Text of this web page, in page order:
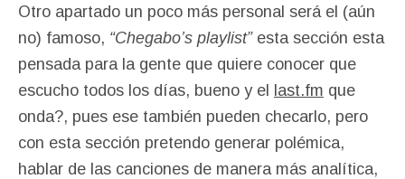
Otro apartado un poco más personal será el (aún
no) famoso, “Chegabo’s playlist” esta sección esta
pensada para la gente que quiere conocer que
escucho todos los días, bueno y el
last.fm que
onda?, pues ese también pueden checarlo, pero
con esta sección pretendo generar polémica,
hablar de las canciones de manera más analítica,